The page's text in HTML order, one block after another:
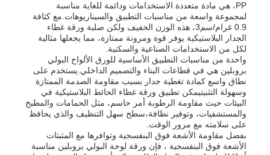
PP، هي مادة متعددة الاستخدامات ودائمة للغاية مناسبة
لمجموعة واسعة من مناسبات التطبيق والسيناريوهات.مع كثافة
0.9 غرام/سم3، هذه الوزن الخفيف ولكن صلبة ورقة غطاء
الجدار البلاستيكية يوفر قوة ومرونة ممتازة، مما يجعلها مثالية
لكل من الاستخدامات الصناعية والسكنية.
واحدة من مناسبات التطبيق الأساسية للورق الألواح البولي
بروبلين هي في قطاعات البناء والتصميم الداخلي.يستخدم على
نطاق واسع كمادة تغطية جدار بسبب مقاومة الصدمة الممتازة
وسهولة التثبيتيمكن تطبيق ورقة غطاء الحائط البلاستيكية في
البيئات حيث مقاومة الرطوبة أمر حاسم، مثل الحمامات والمطبخ
والمستشفيات، وتوفير نظافة،سطح سهل التنظيف والذي يحافظ
على سلامته مع مرور الوقت.
بفضل مقاومة الأشعة فوق البنفسجية وتوافرها مع المثبتات
الأشعة فوق البنفسجية ، فإن ورقة لوحة البولي بروبلين مناسبة